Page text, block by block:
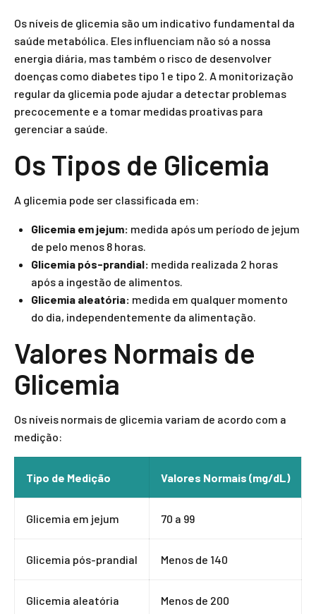
Os níveis de glicemia são um indicativo fundamental da
saúde metabólica. Eles influenciam não só a nossa
energia diária, mas também o risco de desenvolver
doenças como diabetes tipo 1 e tipo 2. A monitorização
regular da glicemia pode ajudar a detectar problemas
precocemente e a tomar medidas proativas para
gerenciar a saúde.
Os Tipos de Glicemia
A glicemia pode ser classificada em:
Glicemia em jejum: medida após um período de jejum
de pelo menos 8 horas.
Glicemia pós-prandial: medida realizada 2 horas
após a ingestão de alimentos.
Glicemia aleatória: medida em qualquer momento
do dia, independentemente da alimentação.
Valores Normais de
Glicemia
Os níveis normais de glicemia variam de acordo com a
medição:
Tipo de Medição Valores Normais (mg/dL)
Glicemia em jejum 70 a 99
Glicemia pós-prandial Menos de 140
Glicemia aleatória Menos de 200